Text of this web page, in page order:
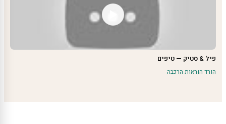
פיל & סטיק — טיפים
הורד הוראות הרכבה